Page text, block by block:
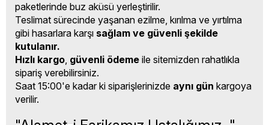
paketlerinde buz aküsü yerleştirilir.
Teslimat sürecinde yaşanan ezilme, kırılma ve yırtılma
gibi hasarlara karşı sağlam ve güvenli şekilde
kutulanır.
Hızlı kargo, güvenli ödeme ile sitemizden rahatlıkla
sipariş verebilirsiniz.
Saat 15:00'e kadar ki siparişlerinizde aynı gün kargoya
verilir.